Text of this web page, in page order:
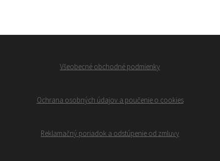
Všeobecné obchodné podmienky
Ochrana osobných údajov a poučenie o cookies
Reklamačný poriadok a odstúpenie od zmluvy